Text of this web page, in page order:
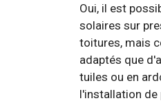
Oui, il est
solaires sur
toitures, mais
adaptés que
tuiles ou en
l'installation de